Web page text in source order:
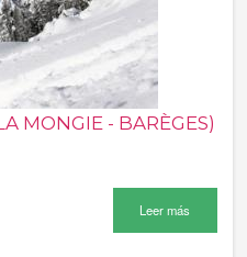
MONGIE - BARÈGES)
Leer más